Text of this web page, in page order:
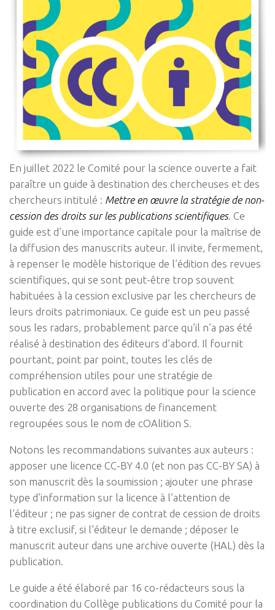
En juillet 2022 le Comité pour la science ouverte a fait
paraître un guide à destination des chercheuses et des
chercheurs intitulé : Mettre en œuvre la stratégie de non-
cession des droits sur les publications scientifiques. Ce
guide est d’une importance capitale pour la maîtrise de
la diffusion des manuscrits auteur. Il invite, fermement,
à repenser le modèle historique de l’édition des revues
scientifiques, qui se sont peut-être trop souvent
habituées à la cession exclusive par les chercheurs de
leurs droits patrimoniaux. Ce guide est un peu passé
sous les radars, probablement parce qu’il n’a pas été
réalisé à destination des éditeurs d’abord. Il fournit
pourtant, point par point, toutes les clés de
compréhension utiles pour une stratégie de
publication en accord avec la politique pour la science
ouverte des 28 organisations de financement
regroupées sous le nom de cOAlition S.
Notons les recommandations suivantes aux auteurs :
apposer une licence CC-BY 4.0 (et non pas CC-BY SA) à
son manuscrit dès la soumission ; ajouter une phrase
type d’information sur la licence à l’attention de
l’éditeur ; ne pas signer de contrat de cession de droits
à titre exclusif, si l’éditeur le demande ; déposer le
manuscrit auteur dans une archive ouverte (HAL) dès la
publication.
Le guide a été élaboré par 16 co-rédacteurs sous la
coordination du Collège publications du Comité pour la